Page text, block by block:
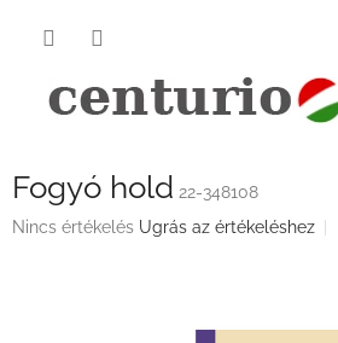
Fogyó hold 22-348108
A
Nincs értékelés Ugrás az értékeléshez